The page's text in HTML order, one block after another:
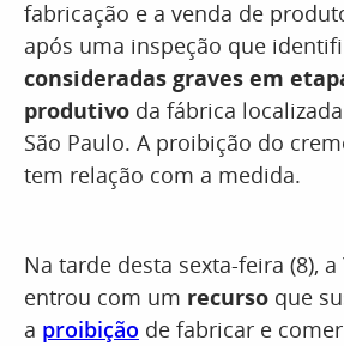
fabricação e a venda de
após uma inspeção que
consideradas graves em
produtivo da fábrica
São Paulo. A proibição do
tem relação com a medida.
Na tarde desta sexta-feira (8),
entrou com um recurso que
a proibição de fabricar e